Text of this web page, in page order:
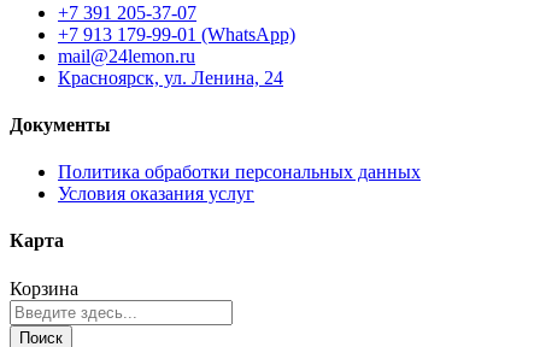
+7 391 205-37-07
+7 913 179-99-01 (WhatsApp)
mail@24lemon.ru
Красноярск, ул. Ленина, 24
Документы
Политика обработки персональных данных
Условия оказания услуг
Карта
Корзина